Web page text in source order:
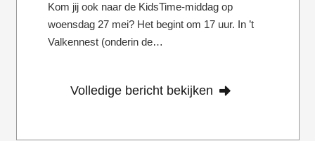
Kom jij ook naar de KidsTime-middag op
woensdag 27 mei? Het begint om 17 uur. In ’t
Valkennest (onderin de…
Volledige bericht bekijken